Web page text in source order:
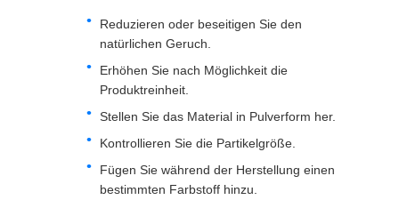
Reduzieren oder beseitigen Sie den
natürlichen Geruch.
Erhöhen Sie nach Möglichkeit die
Produktreinheit.
Stellen Sie das Material in Pulverform her.
Kontrollieren Sie die Partikelgröße.
Fügen Sie während der Herstellung einen
bestimmten Farbstoff hinzu.